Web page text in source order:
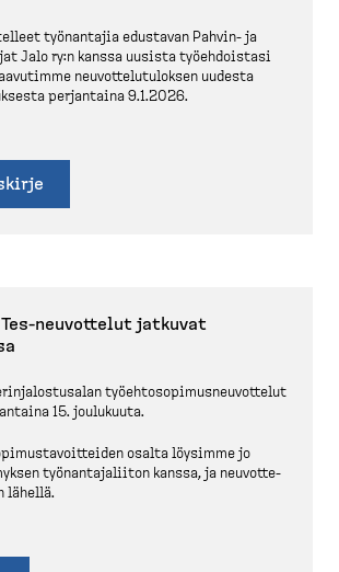
työnantajia edustavan Pahvin-​ ja
Jalo ry:n kanssa uusista työehdoistasi
neuvot­te­lu­tu­loksen uudesta
perjantaina 9.1.2026.
Tes-​neuvottelut jatkuvat
työehto­so­pi­mus­neu­vottelut
15. joulukuuta.
osalta löysimme jo
työnan­ta­ja­liiton kanssa, ja neuvot­te­
lähellä.